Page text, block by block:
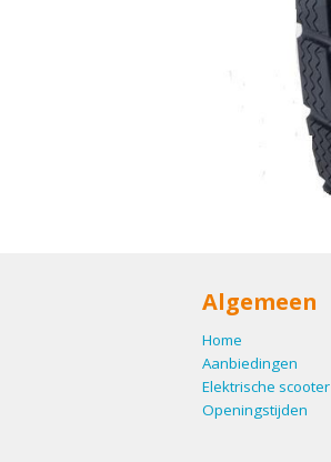
Algemeen
Home
Aanbiedingen
Elektrische scooter
Openingstijden